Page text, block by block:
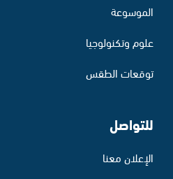
الموسوعة
علوم وتكنولوجيا
توقعات الطقس
للتواصل
الإعلان معنا